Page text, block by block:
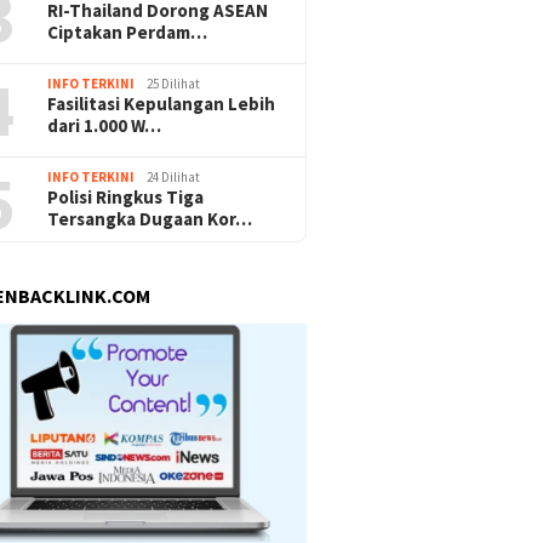
RI-Thailand Dorong ASEAN
Ciptakan Perdam…
INFO TERKINI 25 Dilihat
Fasilitasi Kepulangan Lebih
dari 1.000 W…
INFO TERKINI 24 Dilihat
Polisi Ringkus Tiga
Tersangka Dugaan Kor…